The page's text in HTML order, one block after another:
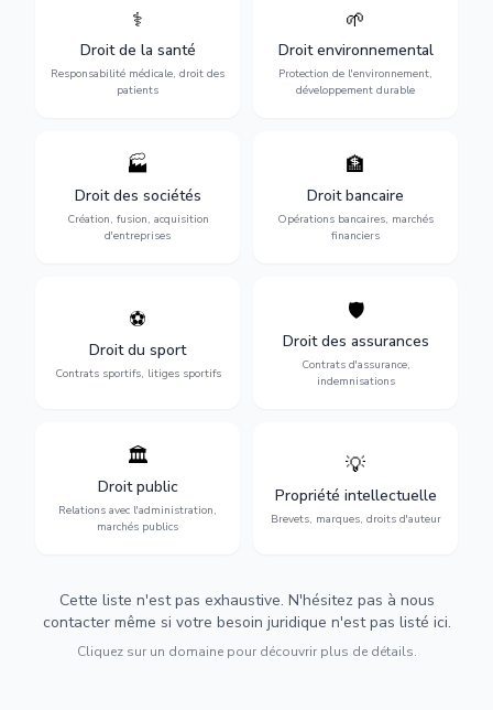
⚕️
Droit de la santé
Responsabilité médicale, droit des
patients
Défense de vos droits
médicales, responsabilité
des praticiens et
indemnisation.
🌱
Droit environnemental
Protection de l'environnement,
développement durable
Protection de
conformité
environnementale, litiges et
développement durable.
🏭
Droit des sociétés
Création, fusion, acquisition
d'entreprises
Structuration de votre
société : création, fusion-
acquisition, gouvernance et
restructuration.
🏦
Droit bancaire
Opérations bancaires, marchés
financiers
Gestion de vos opérations
financières : contentieux
bancaire, investissements et
régulation.
⚽
Droit du sport
Contrats sportifs, litiges sportifs
Expertise en droit sportif :
transferts, sponsoring et
contentieux.
🛡️
Droit des assurances
Contrats d'assurance,
indemnisations
Défense de vos intérêts :
contrats d'assurance,
sinistres et indemnisations
optimales.
🏛️
Droit public
Relations avec l'administration,
marchés publics
Gestion de vos relations
avec l'administration :
marchés publics,
urbanisme et contentieux.
💡
Propriété intellectuelle
Brevets, marques, droits d'auteur
Protection de vos créations
d'auteur et lutte contre la
contrefaçon.
Cette liste n'est pas exhaustive. N'hésitez pas à nous
contacter même si votre besoin juridique n'est pas listé ici.
Cliquez sur un domaine pour découvrir plus de détails.